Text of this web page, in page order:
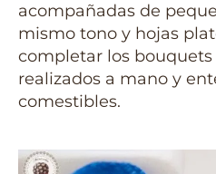
acompañadas de
mismo tono y hojas
completar los
realizados a mano y
comestibles.